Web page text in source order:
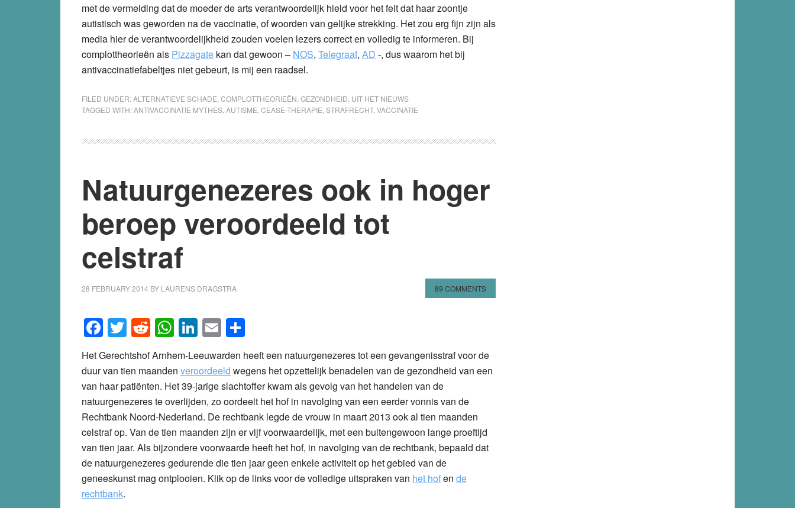
met de vermelding dat de moeder de arts verantwoordelijk hield voor het feit dat haar zoontje
autistisch was geworden na de vaccinatie, of woorden van gelijke strekking. Het zou erg fijn zijn als
media hier de verantwoordelijkheid zouden voelen lezers correct en volledig te informeren. Bij
complottheorieën als Pizzagate kan dat gewoon – NOS, Telegraaf, AD -, dus waarom het bij
antivaccinatiefabeltjes niet gebeurt, is mij een raadsel.
FILED UNDER:ALTERNATIEVE SCHADE COMPLOTTHEORIEËN GEZONDHEID UIT HET NIEUWS
TAGGED WITH:ANTIVACCINATIE MYTHES AUTISME CEASE-THERAPIE STRAFRECHT, VACCINATIE
Natuurgenezeres ook in hoger
beroep veroordeeld tot
celstraf
28 FEBRUARY 2014 BY LAURENS DRAGSTRA 89 COMMENTS
Facebook
Twitter
Reddit
WhatsApp
LinkedIn
Email
Het Gerechtshof Arnhem-Leeuwarden heeft een natuurgenezeres tot een gevangenisstraf voor de
duur van tien maanden veroordeeld wegens het opzettelijk benadelen van de gezondheid van een
van haar patiënten. Het 39-jarige slachtoffer kwam als gevolg van het handelen van de
natuurgenezeres te overlijden, zo oordeelt het hof in navolging van een eerder vonnis van de
Rechtbank Noord-Nederland. De rechtbank legde de vrouw in maart 2013 ook al tien maanden
celstraf op. Van de tien maanden zijn er vijf voorwaardelijk, met een buitengewoon lange proeftijd
van tien jaar. Als bijzondere voorwaarde heeft het hof, in navolging van de rechtbank, bepaald dat
de natuurgenezeres gedurende die tien jaar geen enkele activiteit op het gebied van de
geneeskunst mag ontplooien. Klik op de links voor de volledige uitspraken van het hofen de
rechtbank.